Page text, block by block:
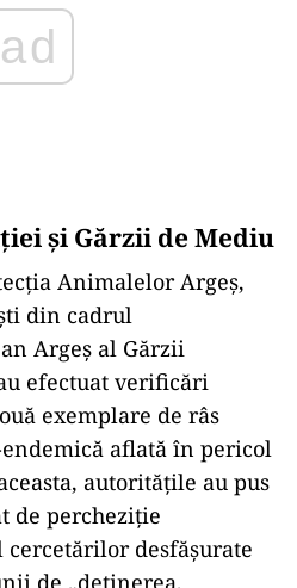
și Gărzii de Mediu
Animalelor Argeș,
din cadrul
Argeș al Gărzii
efectuat verificări
exemplare de râs
aflată în pericol
autoritățile au pus
de percheziție
desfășurate
de „deținerea,